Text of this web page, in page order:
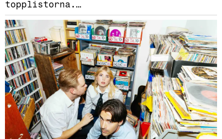
topplistorna.…